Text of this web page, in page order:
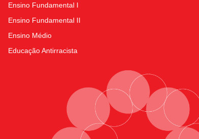
Ensino Fundamental I
Ensino Fundamental II
Ensino Médio
Educação Antirracista